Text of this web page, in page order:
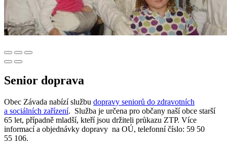
Senior doprava
Obec Závada nabízí službu dopravy seniorů do zdravotních
a sociálních zařízení. Služba je určena pro občany naší obce starší
65 let, případně mladší, kteří jsou držiteli průkazu ZTP. Více
informací a objednávky dopravy na OÚ, telefonní číslo: 59 50
55 106.